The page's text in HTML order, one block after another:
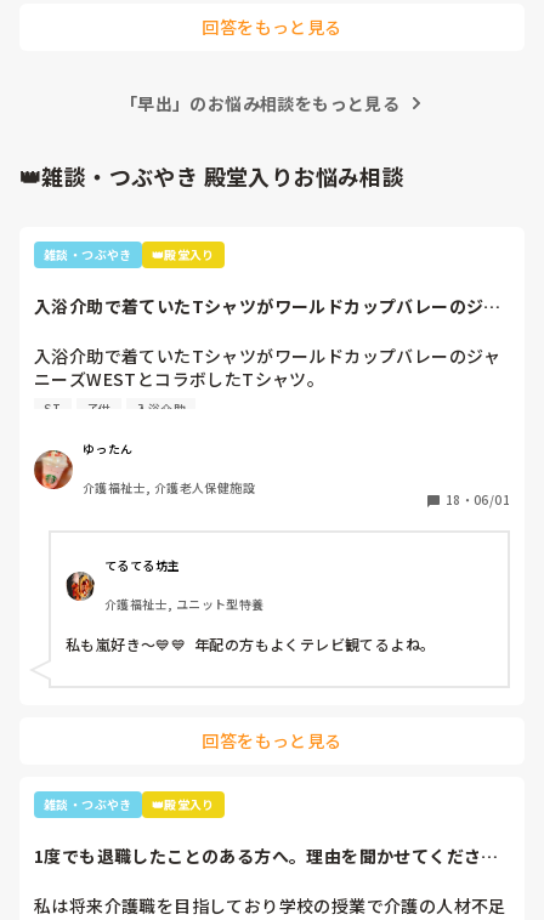
全部かたつむりさんがやっているとそれが当たり前になってし
回答をもっと見る
「早出」のお悩み相談をもっと見る
👑雑談・つぶやき 殿堂入りお悩み相談
雑談・つぶやき 👑殿堂入り
入浴介助で着ていたTシャツがワールドカップバレーのジャ
入浴介助で着ていたTシャツがワールドカップバレーのジャ
ニーズWESTとコラボしたTシャツ。
暑いししんどいから、せめて好きなTシャツを着て介助しよ
別のフロアの利用者さん達で私はリフト浴の介助をしている
と「可愛いTシャツね☺️」と言われ「そうでしょ？去年のバ
レーボールの世界大会で好きなアイドル達が応援してて、グ
ーズ…(きっとWESTの読み方分からなかった)あなたジャニ
ーズが好きなのね😊」と。
大好きと伝えると「私もよ、あなた嵐は好き？」と聞かれ、
1番好きと伝えると利用者さんが嵐のメンバー3人の名前を言
っていき「後2人…。どないしよ、あと2人名前がでてけぇへ
んわ😩」と言うと近くの利用者さんが「櫻井くんと二宮くん
や」と😂😂
ムタクしか居ないこと、SMAPは解散してしまった事等伝え
言いやん😊」と(笑)
そこから利用者さんは「キムタクは工藤静香と結婚したんや
最初の嵐で私のジャニオタスイッチを破壊してきたので、入
員がその利用者さんに「この子にその話したら永遠に話すか
ST 子供 入浴介助
ゆったん
介護福祉士, 介護老人保健施設
18 ・ 06/01
てるてる坊主
介護福祉士, ユニット型特養
私も嵐好き～💙💙  年配の方もよくテレビ観てるよね。
回答をもっと見る
雑談・つぶやき 👑殿堂入り
1度でも退職したことのある方へ。理由を聞かせてくださ
私は将来介護職を目指しており学校の授業で介護の人材不足